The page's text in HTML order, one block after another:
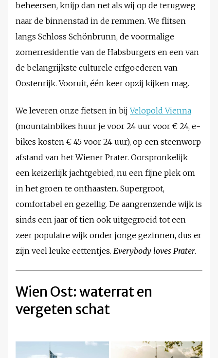
beheersen, knijp dan net als wij op de terugweg
naar de binnenstad in de remmen. We flitsen
langs Schloss Schönbrunn, de voormalige
zomerresidentie van de Habsburgers en een van
de belangrijkste culturele erfgoederen van
Oostenrijk. Vooruit, één keer opzij kijken mag.
We leveren onze fietsen in bijVelopold Vienna
(mountainbikes huur je voor 24 uur voor € 24, e-
bikes kosten € 45 voor 24 uur), op een steenworp
afstand van het Wiener Prater. Oorspronkelijk
een keizerlijk jachtgebied, nu een fijne plek om
in het groen te onthaasten. Supergroot,
comfortabel en gezellig. De aangrenzende wijk is
sinds een jaar of tien ook uitgegroeid tot een
zeer populaire wijk onder jonge gezinnen, dus er
zijn veel leuke eettentjes. Everybody loves Prater.
Wien Ost:waterrat en
vergeten schat